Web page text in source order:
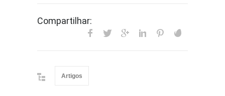
Compartilhar:
Artigos